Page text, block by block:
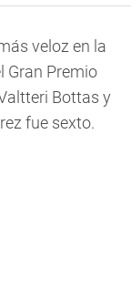
veloz en la
Gran Premio
Bottas y
fue sexto.